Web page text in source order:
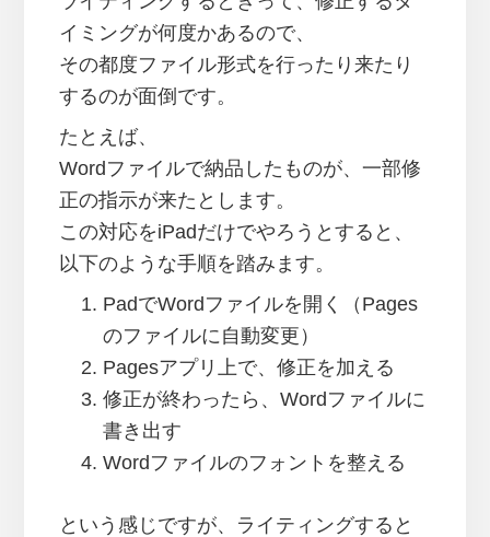
イミングが何度かあるので、
その都度ファイル形式を行ったり来たり
するのが面倒です。
たとえば、
Wordファイルで納品したものが、一部修
正の指示が来たとします。
この対応をiPadだけでやろうとすると、
以下のような手順を踏みます。
PadでWordファイルを開く（Pages
のファイルに自動変更）
Pagesアプリ上で、修正を加える
修正が終わったら、Wordファイルに
書き出す
Wordファイルのフォントを整える
という感じですが、ライティングすると